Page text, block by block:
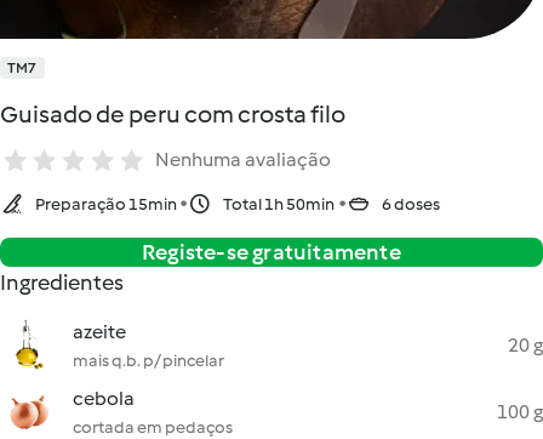
TM7
Guisado de peru com crosta filo
Nenhuma avaliação
Preparação 15min Total 1h 50min 6 doses
Registe-se gratuitamente
Ingredientes
azeite
mais q.b. p/ pincelar
20 g
cebola
cortada em pedaços
100 g